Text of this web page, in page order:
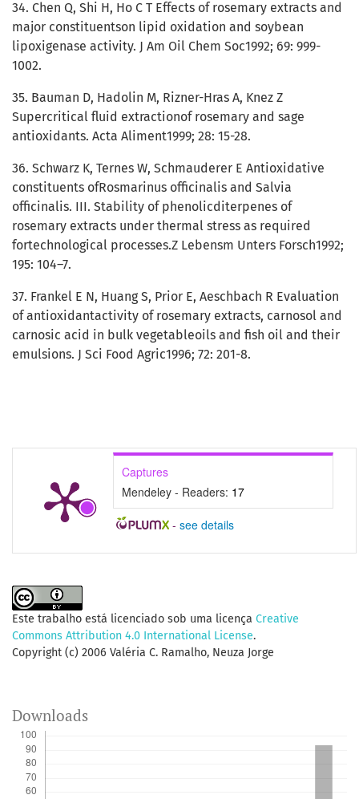
Captures
Mendeley - Readers: 17
- see details
34. Chen Q, Shi H, Ho C T Effects of rosemary extracts and
major constituentson lipid oxidation and soybean
lipoxigenase activity. J Am Oil Chem Soc1992; 69: 999-
1002.
35. Bauman D, Hadolin M, Rizner-Hras A, Knez Z
Supercritical fluid extractionof rosemary and sage
antioxidants. Acta Aliment1999; 28: 15-28.
36. Schwarz K, Ternes W, Schmauderer E Antioxidative
constituents ofRosmarinus officinalis and Salvia
officinalis. III. Stability of phenolicditerpenes of
rosemary extracts under thermal stress as required
fortechnological processes.Z Lebensm Unters Forsch1992;
195: 104–7.
37. Frankel E N, Huang S, Prior E, Aeschbach R Evaluation
of antioxidantactivity of rosemary extracts, carnosol and
carnosic acid in bulk vegetableoils and fish oil and their
emulsions. J Sci Food Agric1996; 72: 201-8.
Este trabalho está licenciado sob uma licença Creative
Commons Attribution 4.0 International License.
Copyright (c) 2006 Valéria C. Ramalho, Neuza Jorge
Downloads